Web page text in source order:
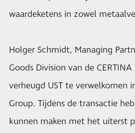
waardeketens in zowel
Holger Schmidt, Managing
Goods Division van de
verheugd UST te verwelkomen
Group. Tijdens de transactie
kunnen maken met het uiterst